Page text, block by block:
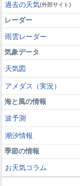
過去の天気(外部サイト)
レーダー
雨雲レーダー
気象データ
天気図
アメダス（実況）
海と風の情報
波予測
潮汐情報
季節の情報
お天気コラム